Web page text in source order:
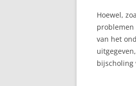
Hoewel,
van het
bijscholing